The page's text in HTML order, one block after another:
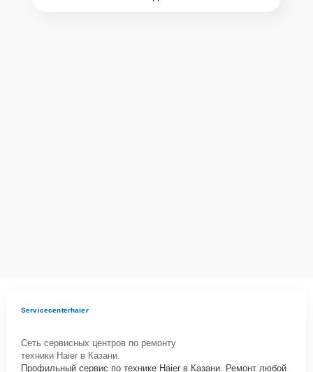
Servicecenterhaier
Сеть сервисных центров по ремонту
техники Haier в Казани.
Профильный сервис по технике Haier в Казани. Ремонт любой